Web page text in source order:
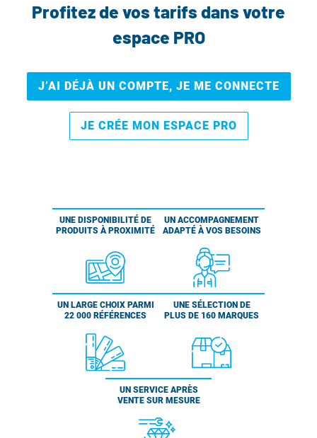
Profitez de vos tarifs dans votre
espace PRO
J’AI DÉJÀ UN COMPTE, JE ME CONNECTE
JE CRÉE MON ESPACE PRO
UNE DISPONIBILITÉ DE
PRODUITS À PROXIMITÉ
UN ACCOMPAGNEMENT
ADAPTÉ À VOS BESOINS
UN LARGE CHOIX PARMI
22 000 RÉFÉRENCES
UNE SÉLECTION DE
PLUS DE 160 MARQUES
UN SERVICE APRÈS
VENTE SUR MESURE